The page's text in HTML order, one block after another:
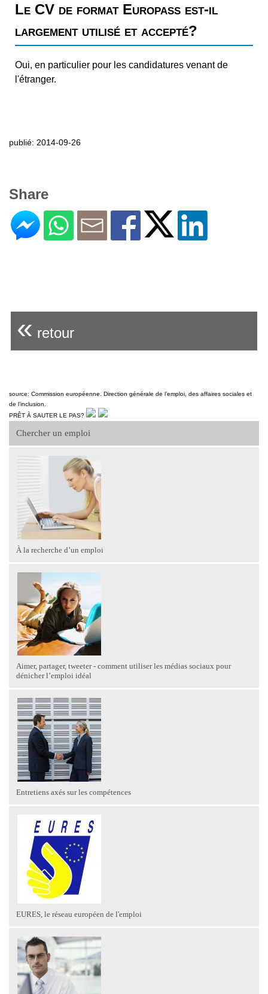
Chercher un emploi
À la recherche d’un emploi
Aimer, partager, tweeter - comment utiliser les médias sociaux pour
dénicher l’emploi idéal
Entretiens axés sur les compétences
EURES, le réseau européen de l'emploi
Le CV de format Europass est-il
largement utilisé et accepté?
Oui, en particulier pour les candidatures venant de
l'étranger.
publié: 2014-09-26
Share
« retour
source: Commission européenne. Direction générale de l’emploi, des affaires sociales et
de l’inclusion.
PRÊT À SAUTER LE PAS?